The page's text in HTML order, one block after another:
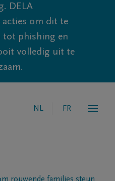
DELA
acties om dit te
tot phishing en
volledig uit te
NL FR